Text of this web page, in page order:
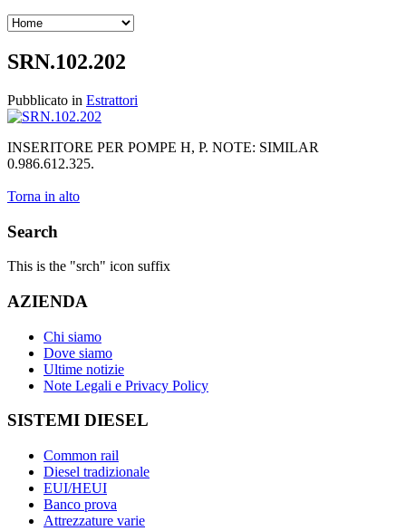
SRN.102.202
Pubblicato in Estrattori
INSERITORE PER POMPE H, P. NOTE: SIMILAR
0.986.612.325.
Torna in alto
Search
This is the "srch" icon suffix
AZIENDA
Chi siamo
Dove siamo
Ultime notizie
Note Legali e Privacy Policy
SISTEMI DIESEL
Common rail
Diesel tradizionale
EUI/HEUI
Banco prova
Attrezzature varie